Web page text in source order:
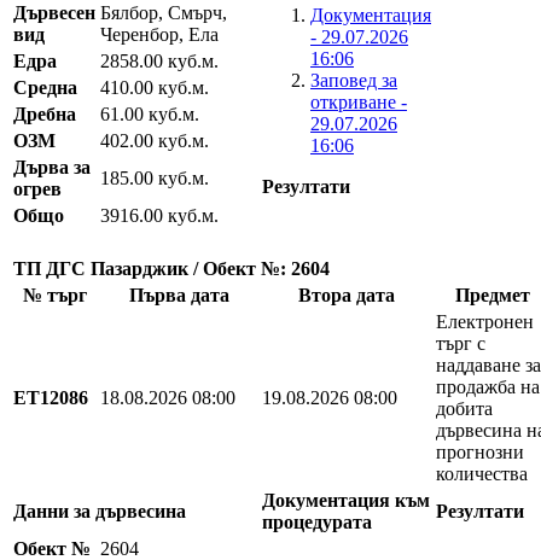
Документация
- 29.07.2026
16:06
Заповед за
откриване -
29.07.2026
16:06
Резултати
Дървесен
вид
Бялбор, Смърч,
Черенбор, Ела
Едра
2858.00 куб.м.
Средна
410.00 куб.м.
Дребна
61.00 куб.м.
ОЗМ
402.00 куб.м.
Дърва за
огрев
185.00 куб.м.
Общо
3916.00 куб.м.
ТП ДГС Пазарджик / Обект №: 2604
№ търг
Първа дата Втора дата Предмет
EТ12086 18.08.2026 08:00 19.08.2026 08:00
Електронен
търг с
наддаване за
продажба на
добита
дървесина
прогнозни
количества
Данни за дървесина
Документация към
процедурата
Резултати
Обект № 2604